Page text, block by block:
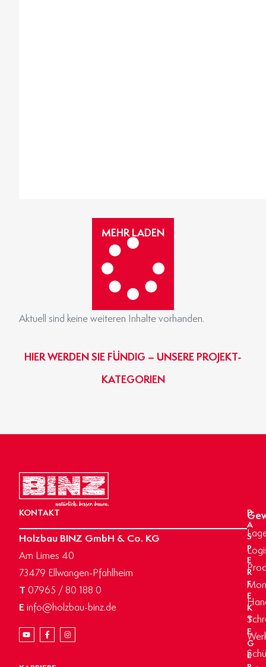
MEHR LADEN
Aktuell sind keine weiteren Inhalte vorhanden.
HIER WERDEN SIE FÜNDIG – UNSERE PROJEKT-
KATEGORIEN
KONTAKT
Holzbau BINZ GmbH & Co. KG
Am Limes 40
73479 Ellwangen-Pfahlheim
T 07965 / 80 188 0
Einfo@holzbau-binz.de
D
A
S
P
E
R
F
E
K
T
E
G
E